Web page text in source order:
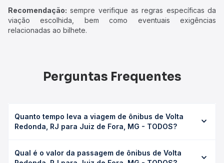
Recomendação: sempre verifique as regras específicas da
viação escolhida, bem como eventuais exigências
relacionadas ao bilhete.
Perguntas Frequentes
Quanto tempo leva a viagem de ônibus de Volta
Redonda, RJ para Juiz de Fora, MG - TODOS?
Fora, MG - TODOS leva em média 3h 54min, podendo
Qual é o valor da passagem de ônibus de Volta